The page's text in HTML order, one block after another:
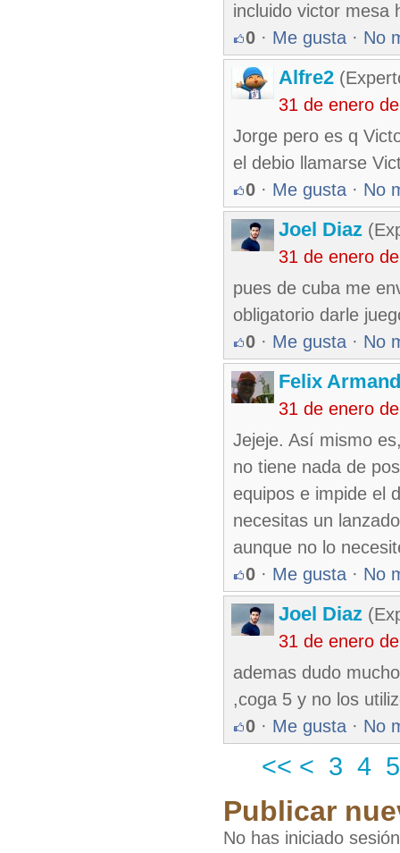
incluido victor mesa
0 · Me gusta · No
Alfre2
31 de enero
Jorge pero es q
el debio llamarse
0 · Me gusta · No
Joel Diaz
31 de enero
pues de cuba me
obligatorio darle
0 · Me gusta · No
Felix
31 de enero
Jejeje. Así mismo
no tiene nada de
equipos e impide el
necesitas un
aunque no lo
0 · Me gusta · No
Joel Diaz
31 de enero
ademas dudo
,coga 5 y no los
0 · Me gusta · No
<< < 3 4 5
Publicar
No has iniciado